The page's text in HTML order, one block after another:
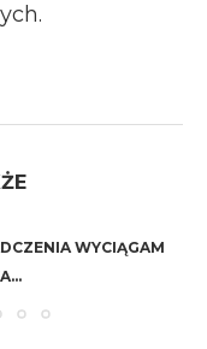
WYCIĄGAM